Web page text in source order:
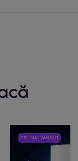
CEL MAI VÂNDUT